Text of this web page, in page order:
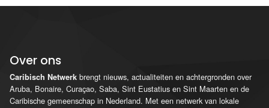
Over ons
Caribisch Netwerk brengt nieuws, actualiteiten en achtergronden over
Aruba, Bonaire, Curaçao, Saba, Sint Eustatius en Sint Maarten en de
Caribische gemeenschap in Nederland. Met een netwerk van lokale